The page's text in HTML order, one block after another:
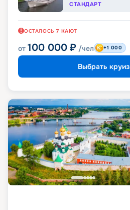
СТАНДАРТ
ОСТАЛОСЬ 7 КАЮТ
от 100 000 ₽ /чел +1 000
Выбрать круиз